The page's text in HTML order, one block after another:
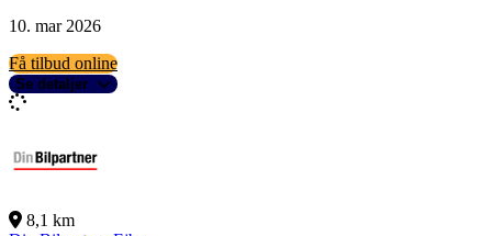
10. mar 2026
Få tilbud online
Se detaljer
8,1 km